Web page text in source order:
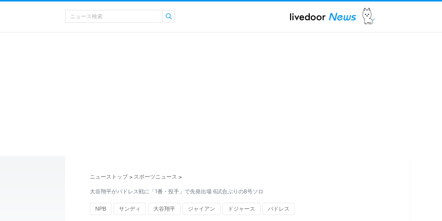
ニューストップ > スポーツニュース >
大谷翔平がパドレス戦に「1番・投手」で先発出場 6試合ぶりの8号ソロ
NPB サンディ 大谷翔平 ジャイアン ドジャース パドレス